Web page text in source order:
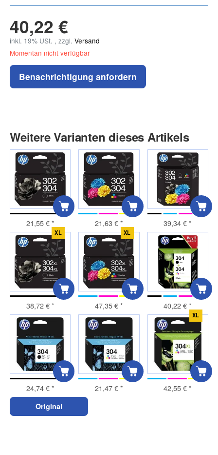
40,22 €
inkl. 19% USt. , zzgl. Versand
Momentan nicht verfügbar
Benachrichtigung anfordern
Weitere Varianten dieses Artikels
21,55 €* 21,63 €* 39,34 €*
XL
38,72 €*
XL
47,35 €* 40,22 €*
24,74 €* 21,47 €*
XL
42,55 €*
Original